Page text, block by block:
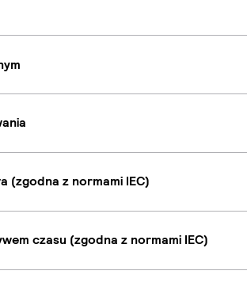
(zgodna z normami IEC)
czasu (zgodna z normami IEC)